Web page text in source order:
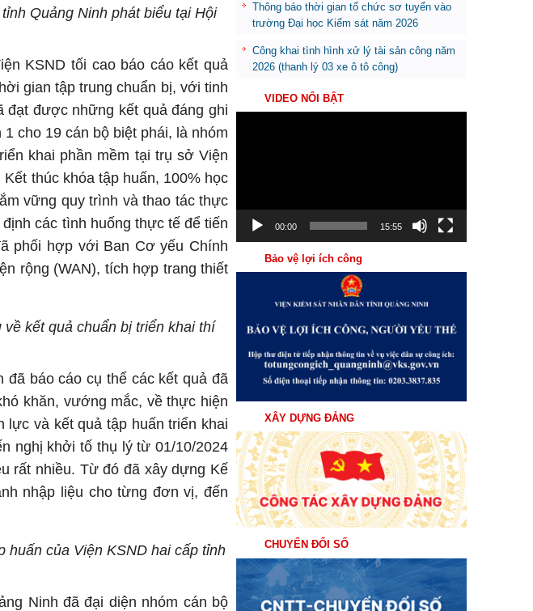
Quảng Ninh phát biểu tại Hội
KSND tối cao báo cáo kết quả
gian tập trung chuẩn bị, với tinh
đạt được những kết quả đáng ghi
cho 19 cán bộ biệt phái, là nhóm
khai phần mềm tại trụ sở Viện
thúc khóa tập huấn, 100% học
vững quy trình và thao tác thực
các tình huống thực tế để tiến
phối hợp với Ban Cơ yếu Chính
rộng (WAN), tích hợp trang thiết
kết quả chuẩn bị triển khai thí
đã báo cáo cụ thể các kết quả đã
khăn, vướng mắc, về thực hiện
lực và kết quả tập huấn triển khai
nghị khởi tố thụ lý từ 01/10/2024
rất nhiều. Từ đó đã xây dựng Kế
nhập liệu cho từng đơn vị, đến
huấn của Viện KSND hai cấp tỉnh
Ninh đã đại diện nhóm cán bộ
Thông báo thời gian tổ chức sơ tuyển vào
trường Đại học Kiểm sát năm 2026
Công khai tình hình xử lý tài sản công năm
2026 (thanh lý 03 xe ô tô công)
VIDEO NỔI BẬT
00:00 15:55
Bảo vệ lợi ích công
XÂY DỰNG ĐẢNG
CHUYỂN ĐỔI SỐ